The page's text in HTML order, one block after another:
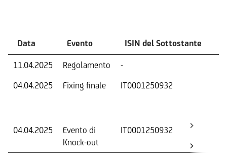
Data Evento ISIN del Sottostante
11.04.2025 Regolamento -
04.04.2025
Fixing finale IT0001250932
04.04.2025
Evento di
Knock-out
IT0001250932